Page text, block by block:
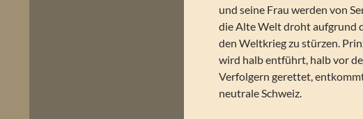
und seine Frau werden von
die Alte Welt droht aufgrund
den Weltkrieg zu stürzen.
wird halb entführt, halb vor
Verfolgern gerettet,
neutrale Schweiz.